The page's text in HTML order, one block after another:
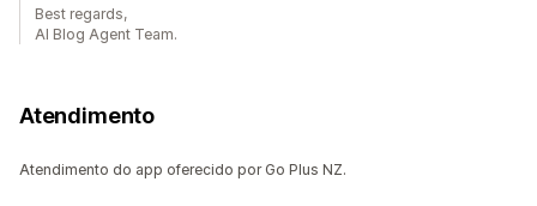
Best regards,
AI Blog Agent Team.
Atendimento
Atendimento do app oferecido por Go Plus NZ.